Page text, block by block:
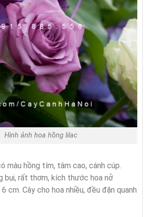
Hình ảnh hoa hồng lilac
màu hồng tím, tâm cao, cánh cúp.
bụi, rất thơm, kích thước hoa nở
cm. Cây cho hoa nhiều, đều đặn quanh